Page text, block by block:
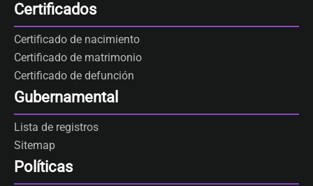
Certificados
Certificado de nacimiento
Certificado de matrimonio
Certificado de defunción
Gubernamental
Lista de registros
Sitemap
Políticas